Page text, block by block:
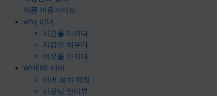
제품 이용가이드
why 비버
시간을 아끼다
지갑을 채우다
여유를 가지다
WHERE 비버
비버 설치 매장
사장님 인터뷰